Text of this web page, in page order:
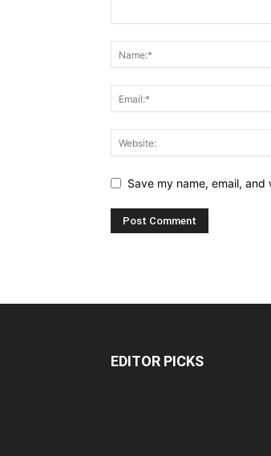
Save my name, email,
EDITOR PICKS